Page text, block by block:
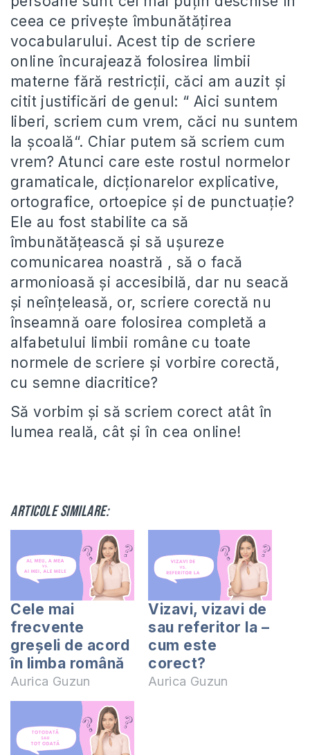
ceea ce privește îmbunătățirea
vocabularului. Acest tip de scriere
online încurajează folosirea limbii
materne fără restricții, căci am auzit și
citit justificări de genul: “ Aici suntem
liberi, scriem cum vrem, căci nu suntem
la școală“. Chiar putem să scriem cum
vrem? Atunci care este rostul normelor
gramaticale, dicționarelor explicative,
ortografice, ortoepice și de punctuație?
Ele au fost stabilite ca să
îmbunătățească și să ușureze
comunicarea noastră , să o facă
armonioasă și accesibilă, dar nu seacă
și neînțeleasă, or, scriere corectă nu
înseamnă oare folosirea completă a
alfabetului limbii române cu toate
normele de scriere și vorbire corectă,
cu semne diacritice?
Să vorbim și să scriem corect atât în
lumea reală, cât și în cea online!
Articole similare:
Cele mai
frecvente
greșeli de acord
în limba română
Aurica Guzun
Vizavi, vizavi de
sau referitor la –
cum este
corect?
Aurica Guzun